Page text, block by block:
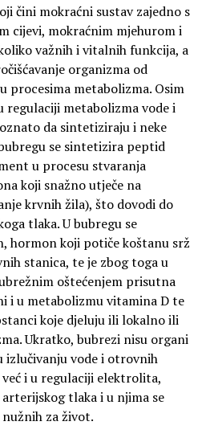
čini mokraćni sustav zajedno s
cijevi, mokraćnim mjehurom i
važnih i vitalnih funkcija, a
organizma od
procesima metabolizma. Osim
regulaciji metabolizma vode i
da sintetiziraju i neke
se sintetizira peptid
u procesu stvaranja
koji snažno utječe na
krvnih žila), što dovodi do
tlaka. U bubregu se
hormon koji potiče koštanu srž
stanica, te je zbog toga u
oštećenjem prisutna
i u metabolizmu vitamina D te
koje djeluju ili lokalno ili
Ukratko, bubrezi nisu organi
izlučivanju vode i otrovnih
i u regulaciji elektrolita,
tlaka i u njima se
za život.